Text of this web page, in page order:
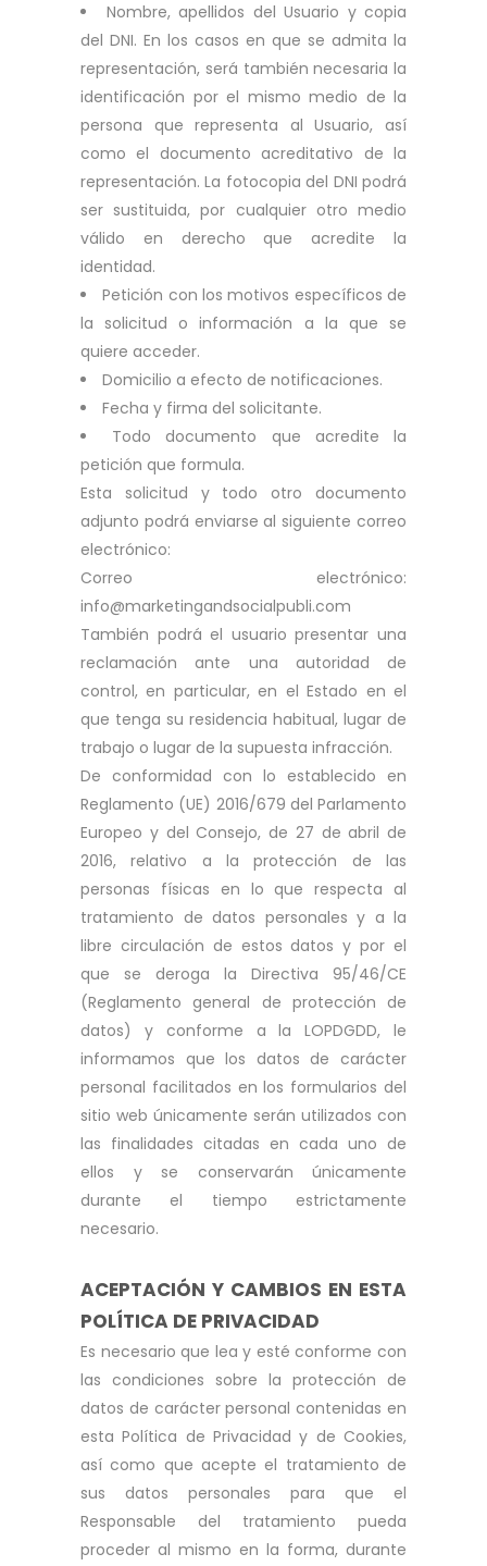
Nombre, apellidos del Usuario y copia
del DNI. En los casos en que se admita la
representación, será también necesaria la
identificación por el mismo medio de la
persona que representa al Usuario, así
como el documento acreditativo de la
representación. La fotocopia del DNI podrá
ser sustituida, por cualquier otro medio
válido en derecho que acredite la
identidad.
Petición con los motivos específicos de
la solicitud o información a la que se
quiere acceder.
Domicilio a efecto de notificaciones.
Fecha y firma del solicitante.
Todo documento que acredite la
petición que formula.
Esta solicitud y todo otro documento
adjunto podrá enviarse al siguiente correo
electrónico:
Correo electrónico:
info@marketingandsocialpubli.com
También podrá el usuario presentar una
reclamación ante una autoridad de
control, en particular, en el Estado en el
que tenga su residencia habitual, lugar de
trabajo o lugar de la supuesta infracción.
De conformidad con lo establecido en
Reglamento (UE) 2016/679 del Parlamento
Europeo y del Consejo, de 27 de abril de
2016, relativo a la protección de las
personas físicas en lo que respecta al
tratamiento de datos personales y a la
libre circulación de estos datos y por el
que se deroga la Directiva 95/46/CE
(Reglamento general de protección de
datos) y conforme a la LOPDGDD, le
informamos que los datos de carácter
personal facilitados en los formularios del
sitio web únicamente serán utilizados con
las finalidades citadas en cada uno de
ellos y se conservarán únicamente
durante el tiempo estrictamente
necesario.
ACEPTACIÓN Y CAMBIOS EN ESTA
POLÍTICA DE PRIVACIDAD
Es necesario que lea y esté conforme con
las condiciones sobre la protección de
datos de carácter personal contenidas en
esta Política de Privacidad y de Cookies,
así como que acepte el tratamiento de
sus datos personales para que el
Responsable del tratamiento pueda
proceder al mismo en la forma, durante